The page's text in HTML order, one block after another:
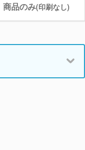
商品のみ(印刷なし)